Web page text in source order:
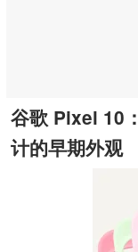
谷歌 Pixel 10
计的早期外观